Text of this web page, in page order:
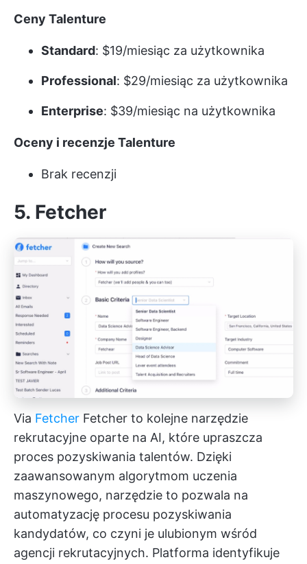
Ceny Talenture
Standard: $19/miesiąc za użytkownika
Professional: $29/miesiąc za użytkownika
Enterprise: $39/miesiąc na użytkownika
Oceny i recenzje Talenture
Brak recenzji
5. Fetcher
Via Fetcher Fetcher to kolejne narzędzie
rekrutacyjne oparte na AI, które upraszcza
proces pozyskiwania talentów. Dzięki
zaawansowanym algorytmom uczenia
maszynowego, narzędzie to pozwala na
automatyzację procesu pozyskiwania
kandydatów, co czyni je ulubionym wśród
agencji rekrutacyjnych. Platforma identyfikuje